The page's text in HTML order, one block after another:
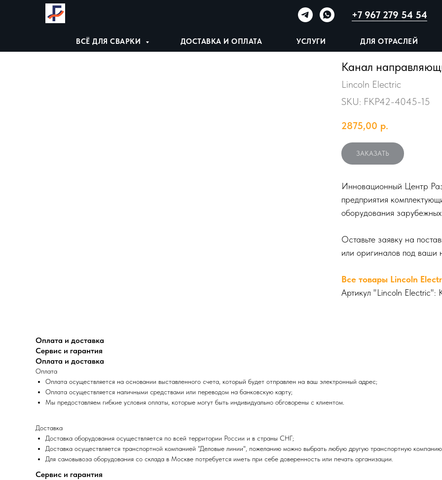
+7 967 279 54 54
ВСЁ ДЛЯ СВАРКИ ДОСТАВКА И ОПЛАТА УСЛУГИ ДЛЯ ОТРАСЛЕЙ
Канал
Lincoln Electric
SKU: FKP42-4045-15
2875,00 р.
ЗАКАЗАТЬ
Инновационный Центр
предприятия
оборудования зарубежных
Оставьте заявку на
или оригиналов под ваши
Все товары Lincoln
Артикул "Lincoln Electric":
Оплата и доставка
Сервис и гарантия
Оплата и доставка
Оплата
Оплата осуществляется на основании выставленного счета, который будет отправлен на ваш электронный адрес;
Оплата осуществляется наличными средствами или переводом на банковскую карту;
Мы предоставляем гибкие условия оплаты, которые могут быть индивидуально обговорены с клиентом.
Доставка
Доставка оборудования осуществляется по всей территории России и в страны СНГ;
Доставка осуществляется транспортной компанией "Деловые линии", пожеланию можно выбрать любую другую транспортную
Для самовывоза оборудования со склада в Москве потребуется иметь при себе доверенность или печать организации.
Сервис и гарантия